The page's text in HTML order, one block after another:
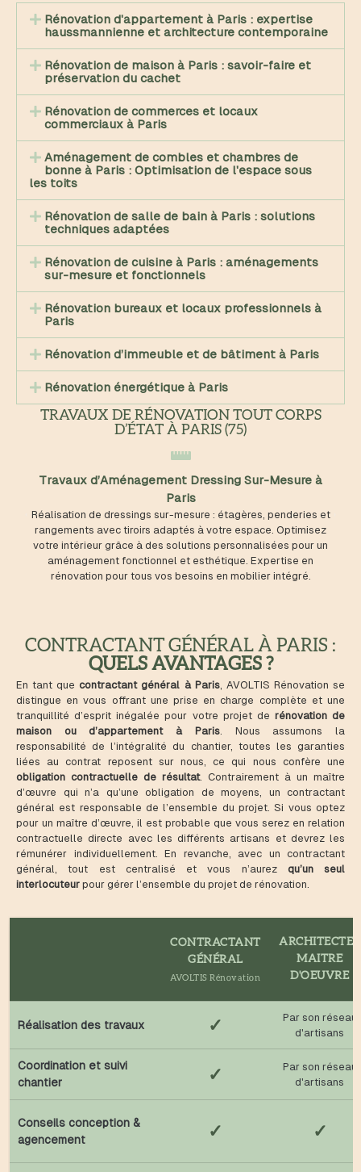
Rénovation d'appartement à Paris : expertise
haussmannienne et architecture contemporaine
Rénovation de maison à Paris : savoir-faire et
préservation du cachet
Rénovation de commerces et locaux
commerciaux à Paris
Aménagement de combles et chambres de
bonne à Paris : Optimisation de l'espace sous
les toits
Rénovation de salle de bain à Paris : solutions
techniques adaptées
Rénovation de cuisine à Paris : aménagements
sur-mesure et fonctionnels
Rénovation bureaux et locaux professionnels à
Paris
Rénovation d’immeuble et de bâtiment à Paris
Rénovation énergétique à Paris
TRAVAUX DE RÉNOVATION TOUT CORPS
D’ÉTAT À PARIS (75)
Travaux d’Aménagement Dressing Sur-Mesure à
Paris
Réalisation de dressings sur-mesure : étagères, penderies et
rangements avec tiroirs adaptés à votre espace. Optimisez
votre intérieur grâce à des solutions personnalisées pour un
aménagement fonctionnel et esthétique. Expertise en
rénovation pour tous vos besoins en mobilier intégré.
CONTRACTANT GÉNÉRAL À PARIS :
QUELS AVANTAGES ?
En tant que contractant général à Paris, AVOLTIS Rénovation se
distingue en vous offrant une prise en charge complète et une
tranquillité d’esprit inégalée pour votre projet de rénovation de
maison ou d’appartement à Paris. Nous assumons la
responsabilité de l’intégralité du chantier, toutes les garanties
liées au contrat reposent sur nous, ce qui nous confère une
obligation contractuelle de résultat. Contrairement à un maître
d’œuvre qui n’a qu’une obligation de moyens, un contractant
général est responsable de l’ensemble du projet. Si vous optez
pour un maître d’œuvre, il est probable que vous serez en relation
contractuelle directe avec les différents artisans et devrez les
rémunérer individuellement. En revanche, avec un contractant
général, tout est centralisé et vous n’aurez qu’un seul
interlocuteur pour gérer l’ensemble du projet de rénovation.
CONTRACTANT
GÉNÉRAL
AVOLTIS Rénovation
ARCHITECTE -
MAITRE
D'OEUVRE
Réalisation des travaux ✓
Par son réseau
d'artisans
Coordination et suivi
chantier
✓
Par son réseau
d'artisans
Conseils conception &
agencement
✓ ✓